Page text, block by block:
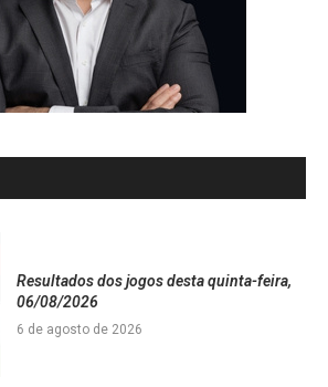
Resultados dos jogos desta quinta-feira,
06/08/2026
6 de agosto de 2026